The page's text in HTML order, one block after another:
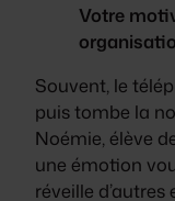
Votre
Souvent, le
puis tombe la
Noémie, élève
une émotion
réveille